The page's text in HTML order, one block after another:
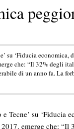
su ‘Fiducia economica,
che: “Il 32% degli
di un anno fa. La
Tecne’ su ‘Fiducia
emerge che: